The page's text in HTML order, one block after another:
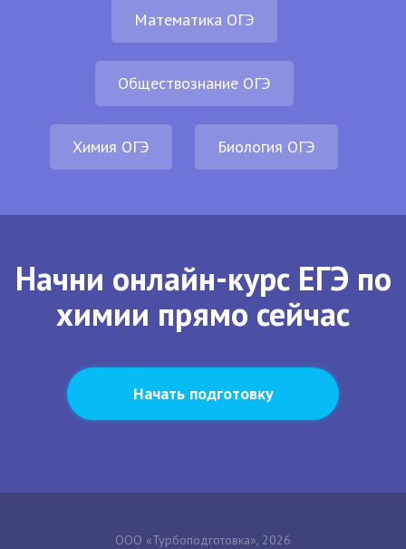
Математика ОГЭ
Обществознание ОГЭ
Химия ОГЭ Биология ОГЭ
Начни онлайн-курс ЕГЭ по
химии прямо сейчас
Начать подготовку
ООО «Турбоподготовка», 2026